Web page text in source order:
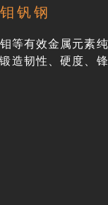
钒钢
等有效金属元素
造韧性、硬度、